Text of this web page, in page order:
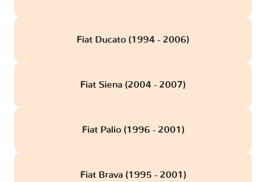
Fiat Ducato (1994 - 2006)
Fiat Siena (2004 - 2007)
Fiat Palio (1996 - 2001)
Fiat Brava (1995 - 2001)